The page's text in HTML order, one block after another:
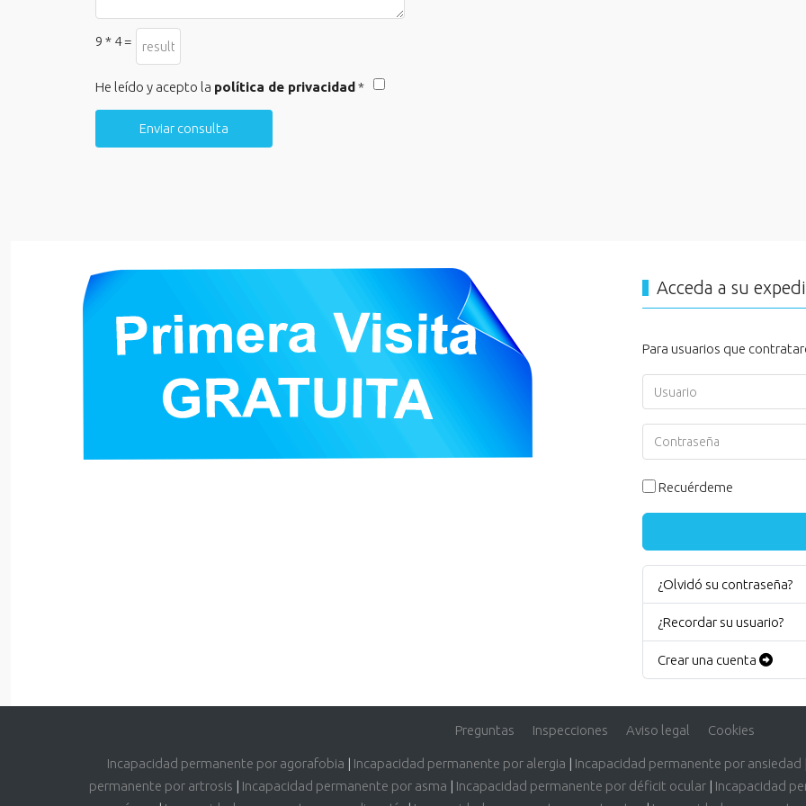
9 * 4 =
He leído y acepto la política de privacidad*
Acceda a su
Para usuarios que
Usuario
Contraseña
Recuérdeme
¿Olvidó su contraseña?
¿Recordar su usuario?
Crear una cuenta
Preguntas Inspecciones Aviso legal Cookies
Incapacidad permanente por agorafobia Incapacidad permanente por alergia Incapacidad permanente por ansiedad
permanente por artrosis
Incapacidad permanente por asma Incapacidad permanente por déficit ocular Incapacidad